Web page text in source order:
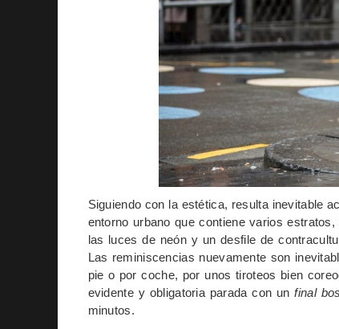
Siguiendo con la estética, resulta inevitable
entorno urbano que contiene varios
las luces de neón y un desfile de
Las reminiscencias nuevamente son
pie o por coche, por unos tiroteos bien
evidente y obligatoria parada con unfinal
minutos.